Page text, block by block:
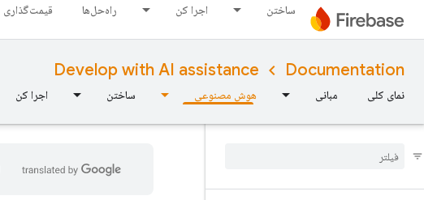
ساختن اجرا کن راه‌حل‌ها قیمت‌گذاری
Documentation
Develop with AI assistance
نمای کلی مبانی هوش مصنوعی ساختن اجرا کن